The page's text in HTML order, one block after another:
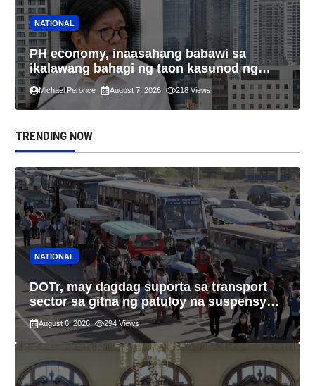
NATIONAL
PH economy, inaasahang babawi sa
ikalawang bahagi ng taon kasunod ng
2.3% GDP dulot ng Middle East war,
pagkaantala ng public construction
Michael Peronce August 7, 2026 218 Views
TRENDING NOW
NATIONAL
DOTr, may dagdag suporta sa transport
sector sa gitna ng patuloy na suspensyon
ng taas-pasahe
August 6, 2026 294 Views